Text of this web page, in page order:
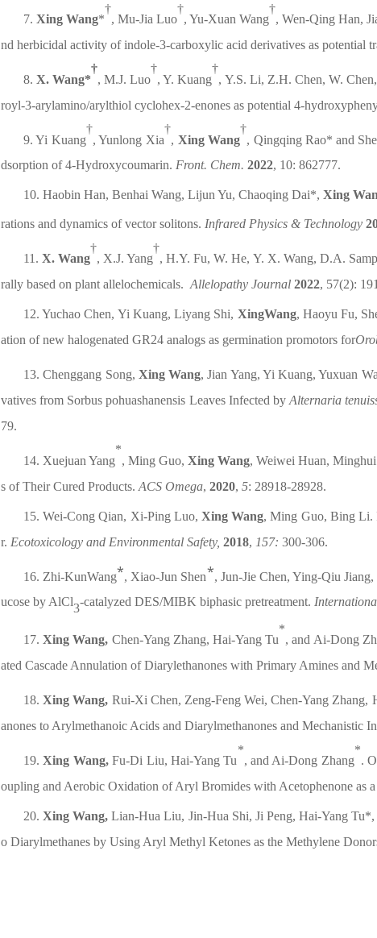
7. Xing Wang*
†
, Mu-Jia Luo
†
, Yu-Xuan Wang
†
, Wen-Qing Han,
nd herbicidal activity of indole-3-carboxylic acid derivatives as potential
8.X. Wang*
†
, M.J. Luo
†
, Y. Kuang
†
, Y.S. Li, Z.H. Chen, W.
royl-3-arylamino/arylthiol cyclohex-2-enones as potential 4-
9 . Yi Kuang
†
, Yunlong Xia
†
Xing Wang
†
, Qingqing Rao* and
dsorption of 4-Hydroxycoumarin. Front. Chem. 2022, 10: 862777.
10. Haobin Han, Benhai Wang, Lijun Yu, Chaoqing Dai*, Xing
rations and dynamics of vector solitons. Infrared Physics & Technology
11 .X. Wang
†
, X.J. Yang
†
, H.Y. Fu, W. He, Y. X. Wang, D.A.
rally based on plant allelochemicals. Allelopathy Journal 2022, 57(2):
12. Yuchao Chen, Yi Kuang, Liyang Shi, XingWang, Haoyu Fu,
ation of new halogenated GR24 analogs as germination promotors for
13. Chenggang Song, Xing Wang, Jian Yang, Yi Kuang, Yuxuan
vatives from Sorbus pohuashanensis Leaves Infected byAlternaria
79.
14. Xuejuan Yang
*
, Ming Guo,Xing Wang, Weiwei Huan,
s of Their Cured Products. ACS Omega, 2020, 5: 28918-28928.
1 5. Wei-Cong Qian, Xi-Ping Luo, Xing Wang, Ming Guo, Bing Li.
r. Ecotoxicology and Environmental Safety, 2018, 157: 300-306.
16. Zhi-KunWang
⁎
, Xiao-Jun Shen
⁎
, Jun-Jie Chen, Ying-Qiu
ucose by AlCl3-catalyzed DES/MIBK biphasic pretreatment.
1 7. Xing Wang, Chen-Yang Zhang, Hai-Yang Tu
*
, and Ai-Dong
ated Cascade Annulation of Diarylethanones with Primary Amines and
18. Xing Wang, Rui-Xi Chen, Zeng-Feng Wei, Chen-Yang Zhang,
anones to Arylmethanoic Acids and Diarylmethanones and Mechanistic
19. Xing Wang,Fu-Di Liu, Hai-Yang Tu
*
, and Ai-Dong Zhang
*
.
oupling and Aerobic Oxidation of Aryl Bromides with Acetophenone as
20. Xing Wang,Lian-Hua Liu, Jin-Hua Shi, Ji Peng, Hai-Yang
o Diarylmethanes by Using Aryl Methyl Ketones as the Methylene